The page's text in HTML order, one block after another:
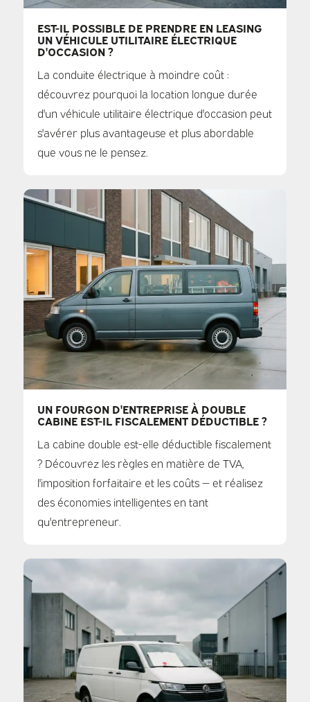
EST-IL POSSIBLE DE PRENDRE EN LEASING
UN VÉHICULE UTILITAIRE ÉLECTRIQUE
D'OCCASION ?
La conduite électrique à moindre coût :
découvrez pourquoi la location longue durée
d'un véhicule utilitaire électrique d'occasion peut
s'avérer plus avantageuse et plus abordable
que vous ne le pensez.
UN FOURGON D'ENTREPRISE À DOUBLE
CABINE EST-IL FISCALEMENT DÉDUCTIBLE ?
La cabine double est-elle déductible fiscalement
? Découvrez les règles en matière de TVA,
l'imposition forfaitaire et les coûts — et réalisez
des économies intelligentes en tant
qu'entrepreneur.